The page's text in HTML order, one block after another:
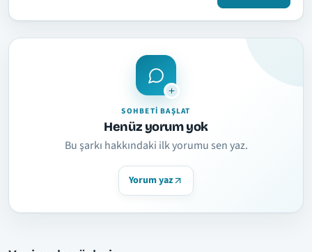
SOHBETI BAŞLAT
Henüz yorum yok
Bu şarkı hakkındaki ilk yorumu sen yaz.
Yorum yaz